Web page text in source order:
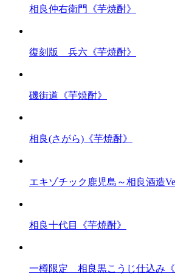
相良仲右衛門《芋焼酎》
復刻版 兵六《芋焼酎》
磯街道《芋焼酎》
相良(さがら)《芋焼酎》
エキゾチック鹿児島～相良酒造
相良十代目《芋焼酎》
一樽限定 相良黒こうじ仕込み《